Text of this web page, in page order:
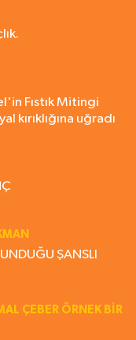
Fıstık Mitingi
kırıklığına uğradı
ŞANSLI
ÇEBER ÖRNEK BİR